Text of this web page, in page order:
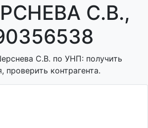
С.В.,
С.В. по УНП: получить
проверить контрагента.